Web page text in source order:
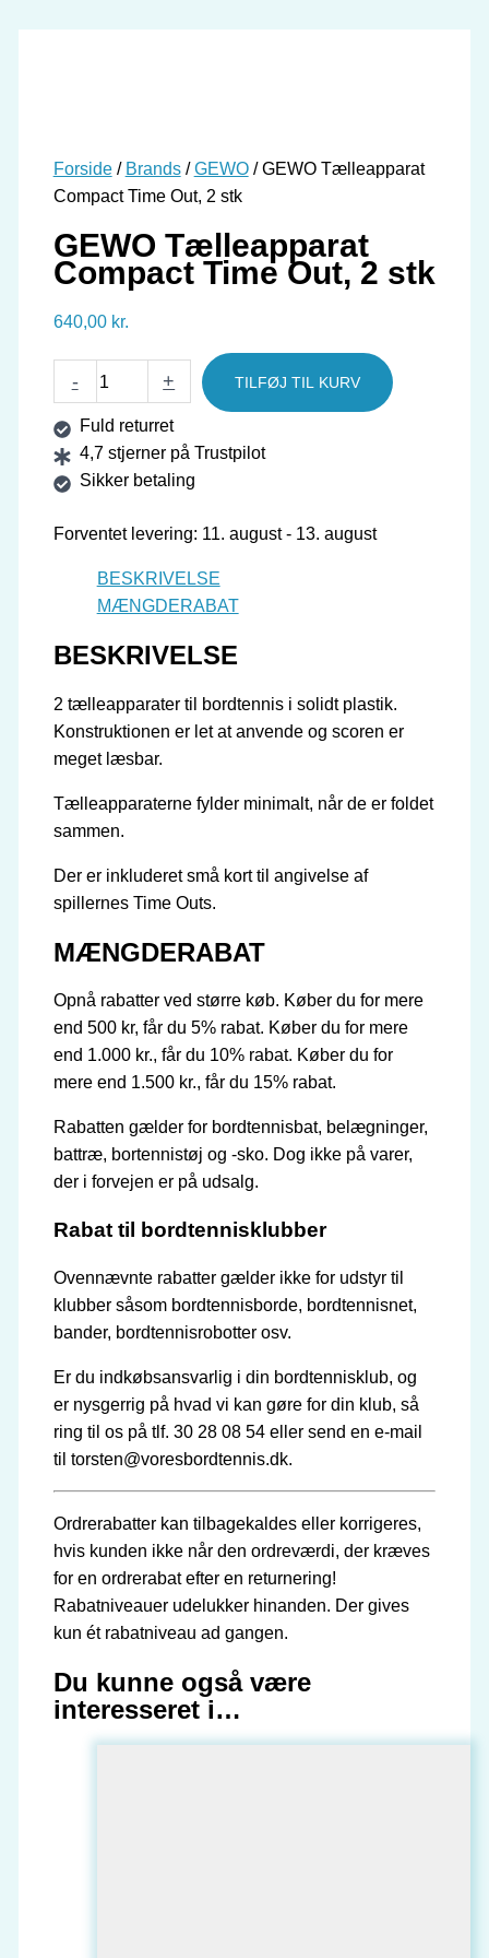
Forside/ Brands/GEWO/ GEWO Tælleapparat
Compact Time Out, 2 stk
GEWO Tælleapparat
Compact Time Out, 2 stk
640,00 kr.
-
GEWO
Tælleapparat
Compact
Time
Out,
stk
+ TILFØJ TIL KURV
Fuld returret
4,7 stjerner på Trustpilot
Sikker betaling
Forventet levering: 11. august - 13. august
BESKRIVELSE
MÆNGDERABAT
BESKRIVELSE
2 tælleapparater til bordtennis i solidt plastik.
Konstruktionen er let at anvende og scoren er
meget læsbar.
Tælleapparaterne fylder minimalt, når de er foldet
sammen.
Der er inkluderet små kort til angivelse af
spillernes Time Outs.
MÆNGDERABAT
Opnå rabatter ved større køb. Køber du for mere
end 500 kr, får du 5% rabat. Køber du for mere
end 1.000 kr., får du 10% rabat. Køber du for
mere end 1.500 kr., får du 15% rabat.
Rabatten gælder for bordtennisbat, belægninger,
battræ, bortennistøj og -sko. Dog ikke på varer,
der i forvejen er på udsalg.
Rabat til bordtennisklubber
Ovennævnte rabatter gælder ikke for udstyr til
klubber såsom bordtennisborde, bordtennisnet,
bander, bordtennisrobotter osv.
Er du indkøbsansvarlig i din bordtennisklub, og
er nysgerrig på hvad vi kan gøre for din klub, så
ring til os på tlf. 30 28 08 54 eller send en e-mail
til torsten@voresbordtennis.dk.
Ordrerabatter kan tilbagekaldes eller korrigeres,
hvis kunden ikke når den ordreværdi, der kræves
for en ordrerabat efter en returnering!
Rabatniveauer udelukker hinanden. Der gives
kun ét rabatniveau ad gangen.
Du kunne også være
interesseret i…